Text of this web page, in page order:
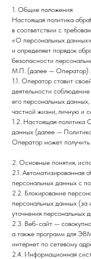
1. Общие положения
Настоящая политика
в соответствии с
«О персональных
и определяет порядок
безопасности
М.П. (далее — Оператор).
1.1. Оператор ставит
деятельности
его персональных
частной жизни, личную и
1.2. Настоящая политика
данных (далее —
Оператор может получить
2. Основные понятия,
2.1. Автоматизированная
персональных данных с
2.2. Блокирование
персональных данных (за
уточнения персональных
2.3. Веб-сайт —
а также программ для
интернет по сетевому
2.4. Информационная